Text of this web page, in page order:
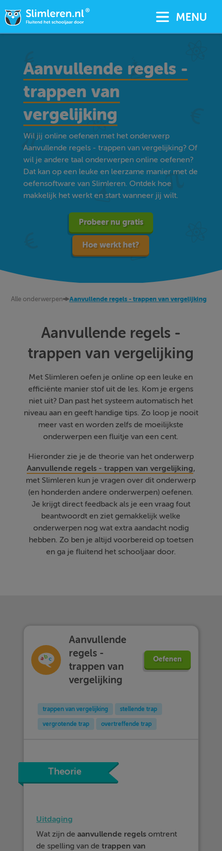
MENU
Aanvullende regels -
trappen van
vergelijking
Wil jij online oefenen met het onderwerp
Aanvullende regels - trappen van vergelijking? Of
wil je andere taal onderwerpen online oefenen?
Dat kan op een leuke en leerzame manier met de
oefensoftware van Slimleren. Ontdek hoe
makkelijk het werkt en start wanneer jij wilt.
Probeer nu gratis
Hoe werkt het?
Alle onderwerpen Aanvullende regels - trappen van vergelijking
Aanvullende regels -
trappen van vergelijking
Met Slimleren oefen je online op een leuke en
efficiënte manier stof uit de les. Kom je ergens
niet uit? Dan past het systeem automatisch het
niveau aan en geeft handige tips. Zo loop je nooit
meer vast en worden zelfs de moeilijkste
onderwerpen een fluitje van een cent.
Hieronder zie je de theorie van het onderwerp
Aanvullende regels - trappen van vergelijking,
met Slimleren kun je vragen over dit onderwerp
(en honderden andere onderwerpen) oefenen.
Je krijgt direct feedback als je een vraag fout
beantwoordt en ziet gemakkelijk welke
onderwerpen nog wat extra aandacht nodig
hebben. Zo ben je altijd voorbereid op toetsen
en ga je fluitend het schooljaar door.
Aanvullende
regels -
trappen van
vergelijking
Oefenen
trappen van vergelijking stellende trap
vergrotende trap overtreffende trap
Theorie
Uitdaging
Wat zijn deaanvullende regelsomtrent
de spelling van detrappen van